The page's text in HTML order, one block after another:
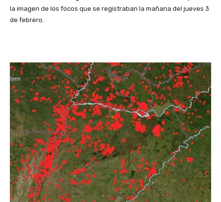
la imagen de los focos que se registraban la mañana del jueves 3
de febrero.